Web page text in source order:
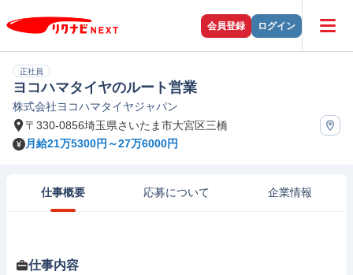
会員登録 ログイン
正社員
ヨコハマタイヤのルート営業
株式会社ヨコハマタイヤジャパン
〒330-0856埼玉県さいたま市大宮区三橋
月給21万5300円～27万6000円
仕事概要 応募について 企業情報
仕事内容